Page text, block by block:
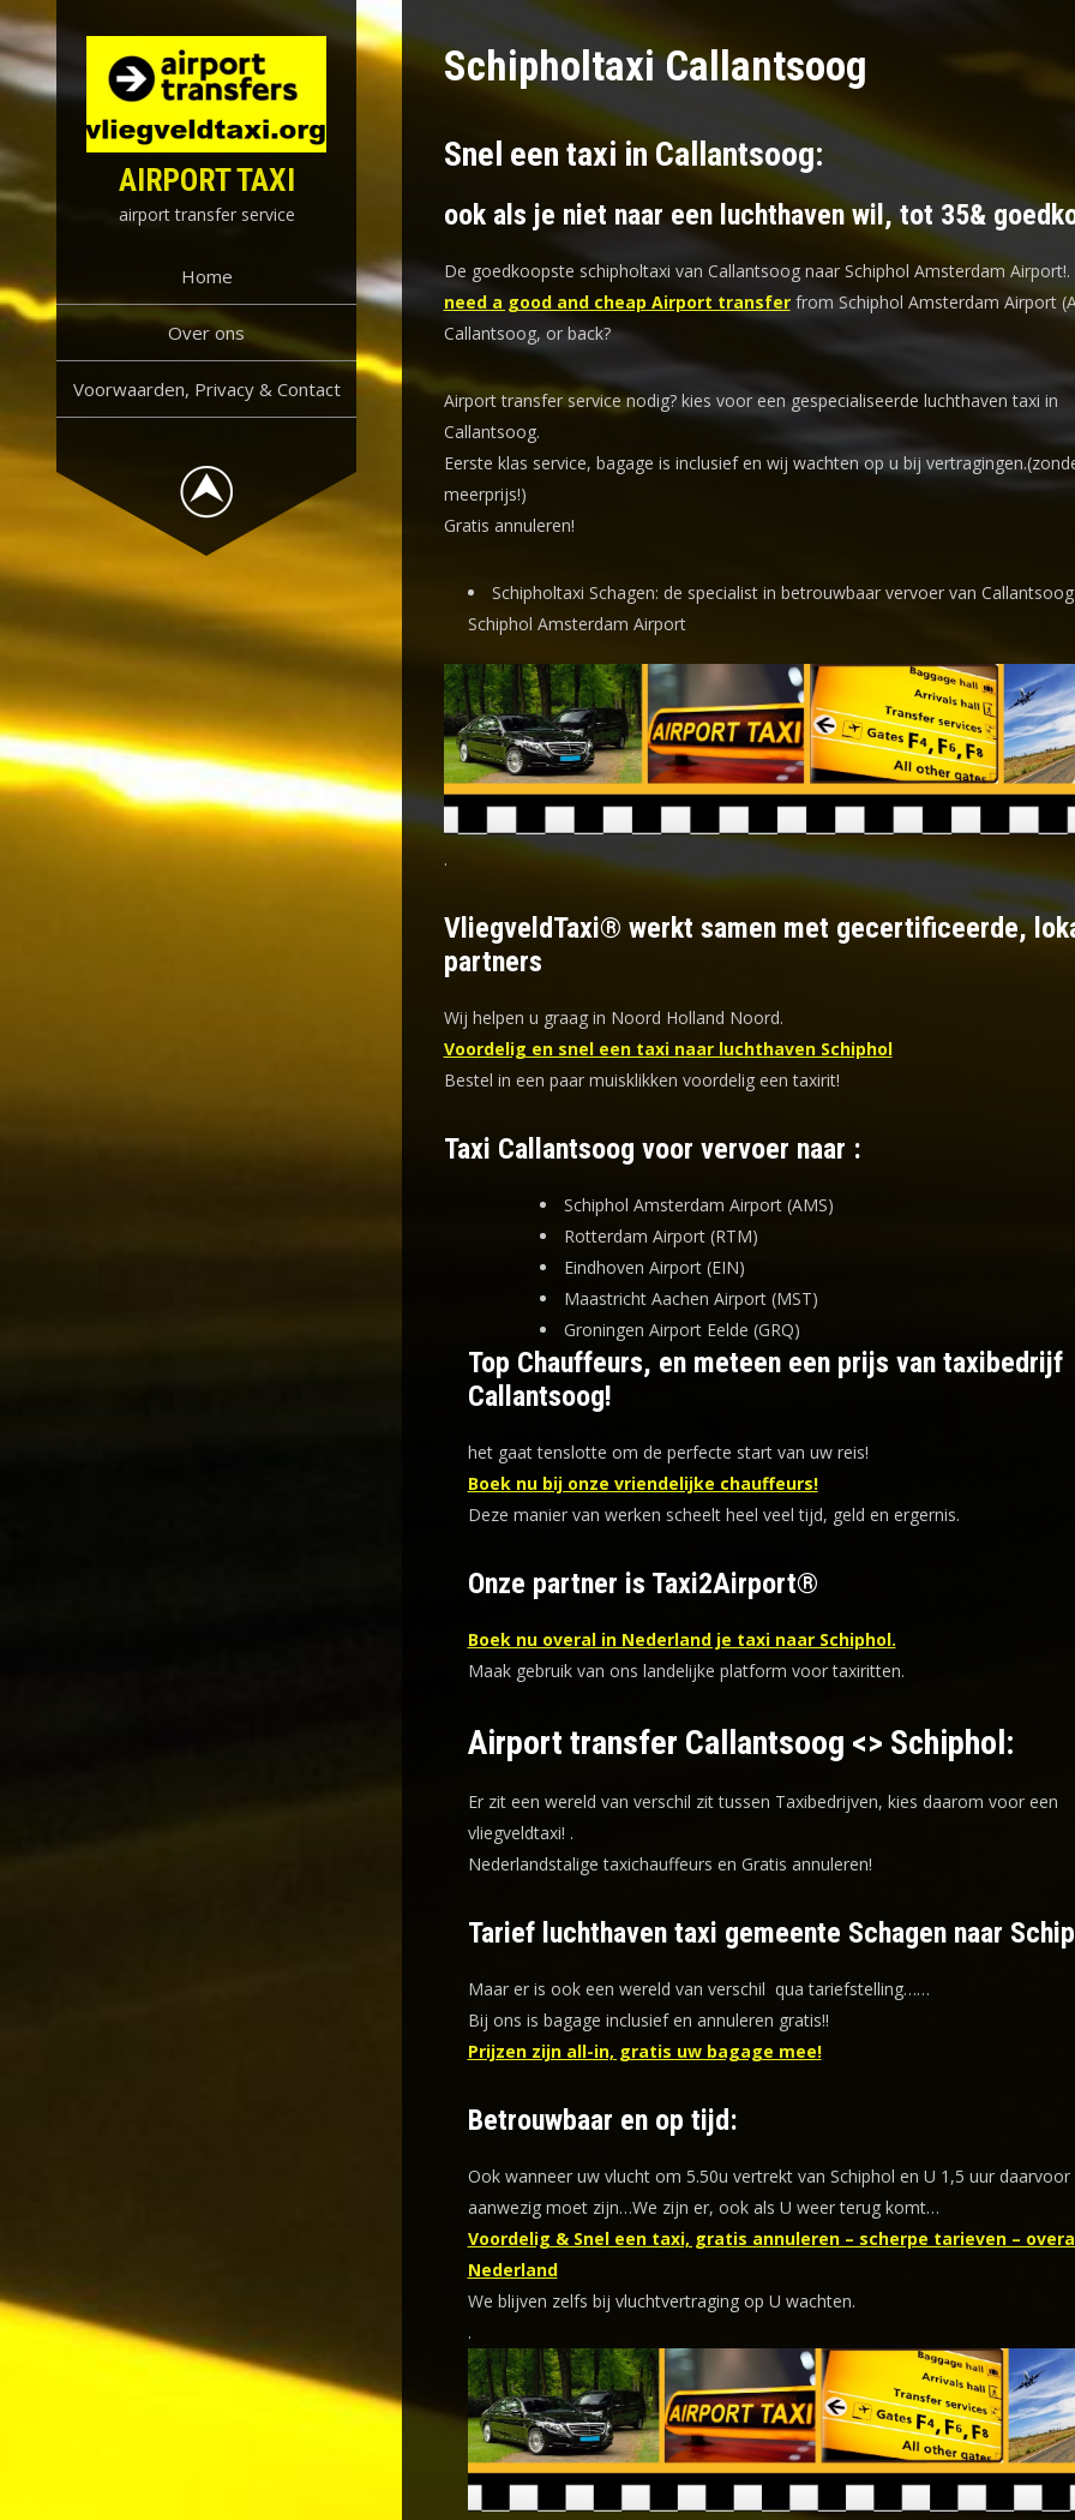
Skip
to
content
AIRPORT TAXI
airport transfer service
Home
Over ons
Voorwaarden, Privacy & Contact
Schipholtaxi Callantsoog
Snel een taxi in Callantsoog:
ook als je niet naar een luchthaven wil, tot 35&
De goedkoopste schipholtaxi van Callantsoog naar Schiphol Amsterdam Airport!.
need a good and cheap Airport transferfrom Schiphol Amsterdam Airport
Callantsoog, or back?
Airport transfer service nodig? kies voor een gespecialiseerde luchthaven taxi in
Callantsoog.
Eerste klas service, bagage is inclusief en wij wachten op u bij
meerprijs!)
Gratis annuleren!
Schipholtaxi Schagen: de specialist in betrouwbaar vervoer van
Schiphol Amsterdam Airport
.
VliegveldTaxi® werkt samen met gecertificeerde,
partners
Wij helpen u graag in Noord Holland Noord.
Voordelig en snel een taxi naar luchthaven Schiphol
Bestel in een paar muisklikken voordelig een taxirit!
Taxi Callantsoog voor vervoer naar :
Schiphol Amsterdam Airport (AMS)
Rotterdam Airport (RTM)
Eindhoven Airport (EIN)
Maastricht Aachen Airport (MST)
Groningen Airport Eelde (GRQ)
Top Chauffeurs, en meteen een prijs van taxibedrijf
Callantsoog!
het gaat tenslotte om de perfecte start van uw reis!
Boek nu bij onze vriendelijke chauffeurs!
Deze manier van werken scheelt heel veel tijd, geld en ergernis.
Onze partner is Taxi2Airport®
Boek nu overal in Nederland je taxi naar Schiphol.
Maak gebruik van ons landelijke platform voor taxiritten.
Airport transfer Callantsoog <> Schiphol:
Er zit een wereld van verschil zit tussen Taxibedrijven, kies daarom voor een
vliegveldtaxi! .
Nederlandstalige taxichauffeurs en Gratis annuleren!
Tarief luchthaven taxi gemeente Schagen naar
Maar er is ook een wereld van verschil qua tariefstelling……
Bij ons is bagage inclusief en annuleren gratis!!
Prijzen zijn all-in, gratis uw bagage mee!
Betrouwbaar en op tijd:
Ook wanneer uw vlucht om 5.50u vertrekt van Schiphol en U 1,5 uur daarvoor
aanwezig moet zijn…We zijn er, ook als U weer terug komt…
Voordelig & Snel een taxi, gratis annuleren – scherpe tarieven –
Nederland
We blijven zelfs bij vluchtvertraging op U wachten.
.